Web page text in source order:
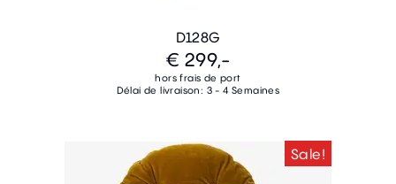
D128G
€ 299,-
hors frais de port
Délai de livraison: 3 - 4 Semaines
Sale!